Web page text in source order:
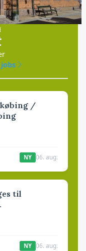
/
NY 06. aug.
til
NY 06. aug.